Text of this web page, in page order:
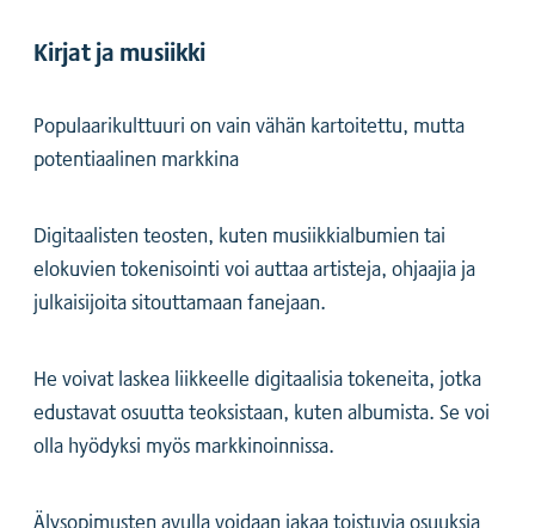
Kirjat ja musiikki
‍Populaarikulttuuri on vain vähän kartoitettu, mutta
potentiaalinen markkina
Digitaalisten teosten, kuten musiikkialbumien tai
elokuvien tokenisointi voi auttaa artisteja, ohjaajia ja
julkaisijoita sitouttamaan fanejaan.
He voivat laskea liikkeelle digitaalisia tokeneita, jotka
edustavat osuutta teoksistaan, kuten albumista. Se voi
olla hyödyksi myös markkinoinnissa.
Älysopimusten avulla voidaan jakaa toistuvia osuuksia